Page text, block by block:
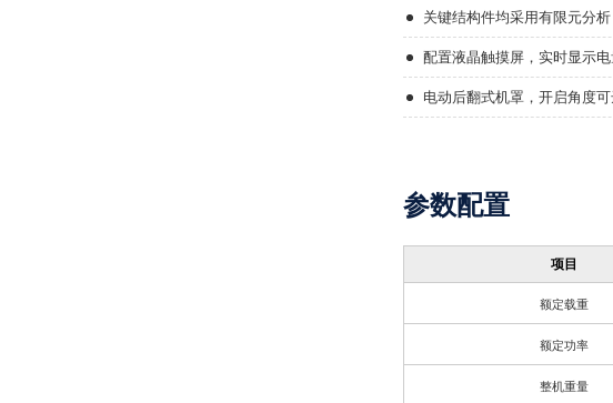
关键结构件均采用有限元分
配置液晶触摸屏，实时显示
电动后翻式机罩，开启角度
参数配置
项目
额定载重
额定功率
整机重量